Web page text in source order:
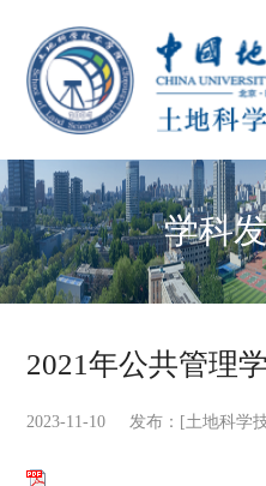
学科
2021年公共管理
2023-11-10 发布：[土地科学